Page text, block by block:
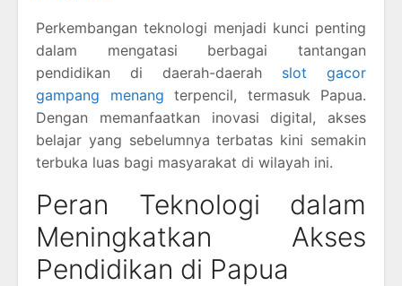
Perkembangan teknologi menjadi kunci penting
dalam mengatasi berbagai tantangan
pendidikan di daerah-daerah slot gacor
gampang menang terpencil, termasuk Papua.
Dengan memanfaatkan inovasi digital, akses
belajar yang sebelumnya terbatas kini semakin
terbuka luas bagi masyarakat di wilayah ini.
Peran Teknologi dalam
Meningkatkan Akses
Pendidikan di Papua